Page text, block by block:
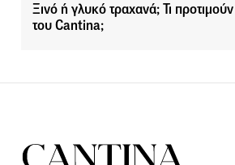
Ξινό ή γλυκό τραχανά; Τι
του Cantina;